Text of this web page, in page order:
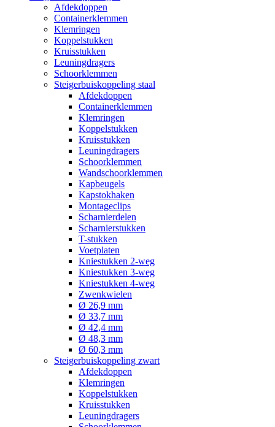
Afdekdoppen
Containerklemmen
Klemringen
Koppelstukken
Kruisstukken
Leuningdragers
Schoorklemmen
Steigerbuiskoppeling staal
Afdekdoppen
Containerklemmen
Klemringen
Koppelstukken
Kruisstukken
Leuningdragers
Schoorklemmen
Wandschoorklemmen
Kapbeugels
Kapstokhaken
Montageclips
Scharnierdelen
Scharnierstukken
T-stukken
Voetplaten
Kniestukken 2-weg
Kniestukken 3-weg
Kniestukken 4-weg
Zwenkwielen
Ø 26,9 mm
Ø 33,7 mm
Ø 42,4 mm
Ø 48,3 mm
Ø 60,3 mm
Steigerbuiskoppeling zwart
Afdekdoppen
Klemringen
Koppelstukken
Kruisstukken
Leuningdragers